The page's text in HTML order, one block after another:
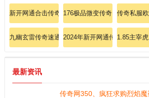
新开网通合击传奇瞬杀暗之牛魔王的无敌攻略！
176极品微变传奇；额外快乐
传奇私服
九幽玄雷传奇速通手册：道士如何驾驭地狱炎龙
2024年新开网通传奇快速提
1.85主宰
最新资讯
传奇网350、疯狂求购烈焰魔